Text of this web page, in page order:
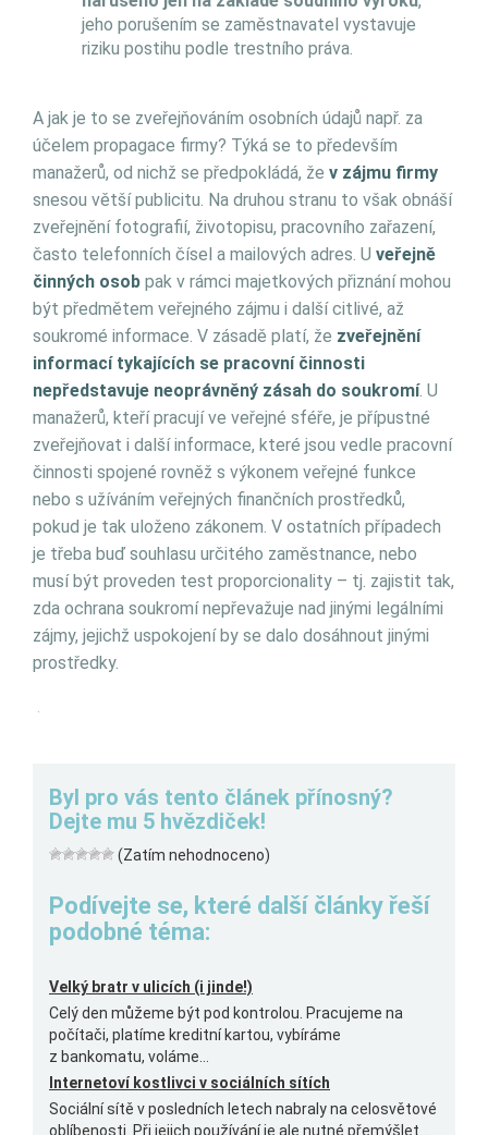
jeho porušením se zaměstnavatel vystavuje
riziku postihu podle trestního práva.
A jak je to se zveřejňováním osobních údajů např. za
účelem propagace firmy? Týká se to především
manažerů, od nichž se předpokládá, že v zájmu firmy
snesou větší publicitu. Na druhou stranu to však obnáší
zveřejnění fotografií, životopisu, pracovního zařazení,
často telefonních čísel a mailových adres. U veřejně
činných osob pak v rámci majetkových přiznání mohou
být předmětem veřejného zájmu i další citlivé, až
soukromé informace. V zásadě platí, že zveřejnění
informací tykajících se pracovní činnosti
nepředstavuje neoprávněný zásah do soukromí. U
manažerů, kteří pracují ve veřejné sféře, je přípustné
zveřejňovat i další informace, které jsou vedle pracovní
činnosti spojené rovněž s výkonem veřejné funkce
nebo s užíváním veřejných finančních prostředků,
pokud je tak uloženo zákonem. V ostatních případech
je třeba buď souhlasu určitého zaměstnance, nebo
musí být proveden test proporcionality – tj. zajistit tak,
zda ochrana soukromí nepřevažuje nad jinými legálními
zájmy, jejichž uspokojení by se dalo dosáhnout jinými
prostředky.
.
Byl pro vás tento článek přínosný?
Dejte mu 5 hvězdiček!
(Zatím nehodnoceno)
Podívejte se, které další články řeší
podobné téma:
Velký bratr v ulicích (i jinde!)
Celý den můžeme být pod kontrolou. Pracujeme na
počítači, platíme kreditní kartou, vybíráme
z bankomatu, voláme...
Internetoví kostlivci v sociálních sítích
Sociální sítě v posledních letech nabraly na celosvětové
oblíbenosti. Při jejich používání je ale nutné přemýšlet...